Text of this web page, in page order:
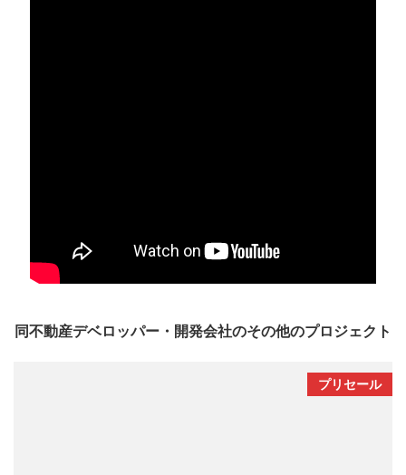
同不動産デベロッパー・開発会社のその他のプロジェクト
プリセール